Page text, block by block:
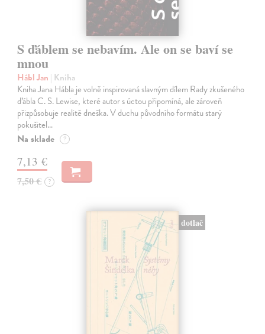
S ďáblem se nebavím. Ale on se baví se
mnou
Hábl Jan | Kniha
Kniha Jana Hábla je volně inspirovaná slavným dílem Rady zkušeného
ďábla C. S. Lewise, které autor s úctou připomíná, ale zároveň
přizpůsobuje realitě dneška. V duchu původního formátu starý
pokušitel…
Na sklade ?
7,13 €
7,50 € ?
dotlač